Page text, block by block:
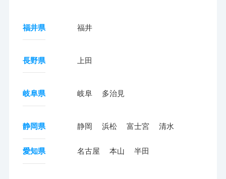
福井県 福井
長野県 上田
岐阜県 岐阜 多治見
静岡県 静岡 浜松 富士宮 清水
愛知県 名古屋 本山 半田